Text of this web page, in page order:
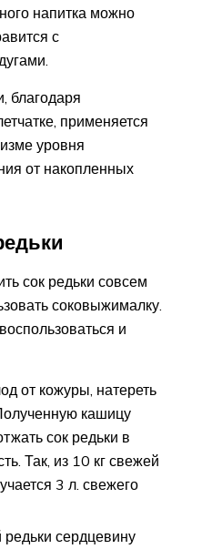
напитка можно
с
благодаря
применяется
уровня
от накопленных
сок редьки совсем
соковыжималку.
и
от кожуры, натереть
кашицу
сок редьки в
Так, из 10 кг свежей
3 л. свежего
сердцевину